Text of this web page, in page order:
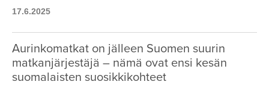
17.6.2025
Aurinkomatkat on jälleen Suomen suurin
matkanjärjestäjä – nämä ovat ensi kesän
suomalaisten suosikkikohteet